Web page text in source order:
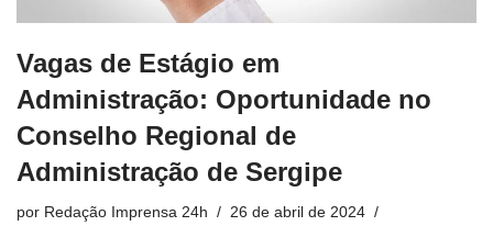
Vagas de Estágio em
Administração: Oportunidade no
Conselho Regional de
Administração de Sergipe
por Redação Imprensa 24h
26 de abril de 2024